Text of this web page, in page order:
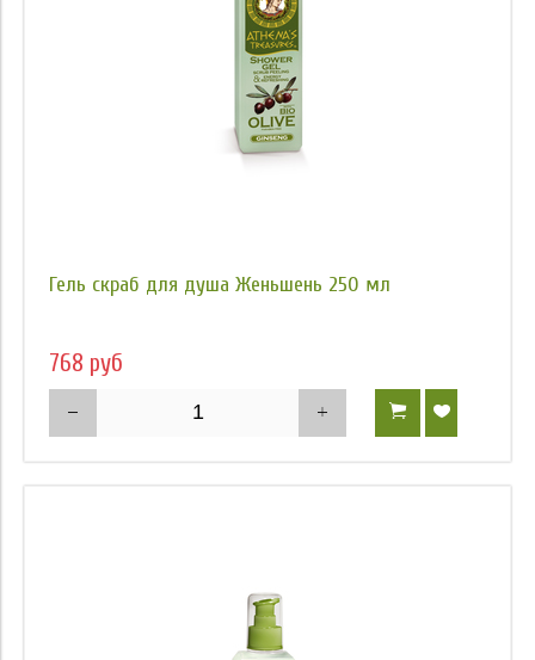
Гель скраб для душа Женьшень 250 мл
768 руб